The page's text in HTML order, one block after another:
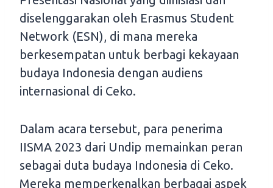
diselenggarakan oleh Erasmus Student
Network (ESN), di mana mereka
berkesempatan untuk berbagi kekayaan
budaya Indonesia dengan audiens
internasional di Ceko.
Dalam acara tersebut, para penerima
IISMA 2023 dari Undip memainkan peran
sebagai duta budaya Indonesia di Ceko.
Mereka memperkenalkan berbagai aspek